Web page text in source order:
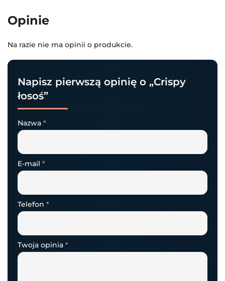
Opinie
Na razie nie ma opinii o produkcie.
Napisz pierwszą opinię o „Crispy
łosoś”
Nazwa *
E-mail *
Telefon *
Twoja opinia *